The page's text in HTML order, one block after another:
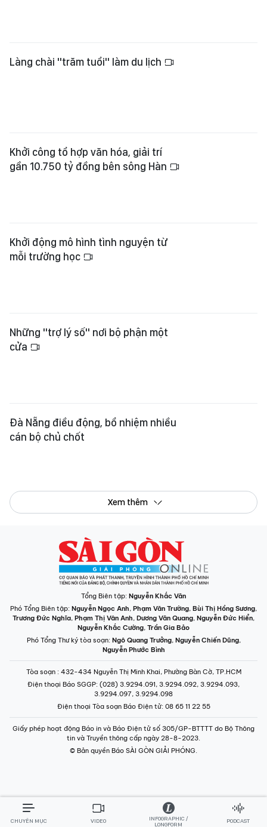
Làng chài "trăm tuổi" làm du lịch
Khởi công tổ hợp văn hóa, giải trí
gần 10.750 tỷ đồng bên sông Hàn
Khởi động mô hình tình nguyện từ
mỗi trường học
Những "trợ lý số" nơi bộ phận một
cửa
Đà Nẵng điều động, bổ nhiệm nhiều
cán bộ chủ chốt
Xem thêm
Tổng Biên tập: Nguyễn Khắc Văn
Phó Tổng Biên tập: Nguyễn Ngọc Anh, Phạm Văn Trường, Bùi Thị Hồng Sương,
Trương Đức Nghĩa, Phạm Thị Vân Anh, Dương Văn Quang, Nguyễn Đức Hiển,
Nguyễn Khắc Cường, Trần Gia Bảo
Phó Tổng Thư ký tòa soạn: Ngô Quang Trưởng, Nguyễn Chiến Dũng,
Nguyễn Phước Bình
Tòa soạn : 432-434 Nguyễn Thị Minh Khai, Phường Bàn Cờ, TP.HCM
Điện thoại Báo SGGP: (028) 3.9294.091, 3.9294.092, 3.9294.093,
3.9294.097, 3.9294.098
Điện thoại Tòa soạn Báo Điện tử: 08 65 11 22 55
Giấy phép hoạt động Báo in và Báo Điện tử số 305/GP-BTTTT do Bộ Thông
tin và Truyền thông cấp ngày 28-8-2023.
© Bản quyền Báo SÀI GÒN GIẢI PHÓNG.
CHUYÊN MỤC VIDEO
INFOGRAPHIC /
LONGFORM
PODCAST